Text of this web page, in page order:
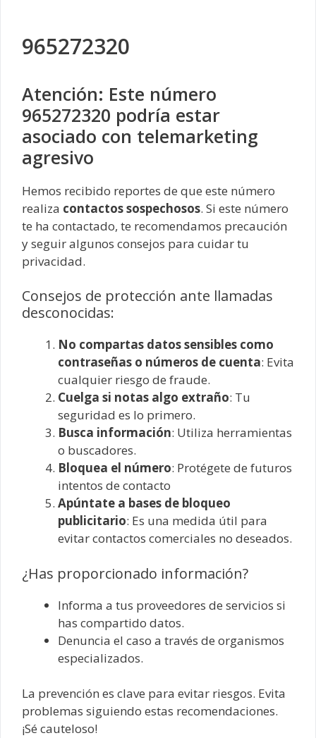
965272320
Atención: Este número
965272320 podría estar
asociado con telemarketing
agresivo
Hemos recibido reportes de que este número
realiza contactos sospechosos. Si este número
te ha contactado, te recomendamos precaución
y seguir algunos consejos para cuidar tu
privacidad.
Consejos de protección ante llamadas
desconocidas:
No compartas datos sensibles como
contraseñas o números de cuenta: Evita
cualquier riesgo de fraude.
Cuelga si notas algo extraño: Tu
seguridad es lo primero.
Busca información: Utiliza herramientas
o buscadores.
Bloquea el número: Protégete de futuros
intentos de contacto
Apúntate a bases de bloqueo
publicitario: Es una medida útil para
evitar contactos comerciales no deseados.
¿Has proporcionado información?
Informa a tus proveedores de servicios si
has compartido datos.
Denuncia el caso a través de organismos
especializados.
La prevención es clave para evitar riesgos. Evita
problemas siguiendo estas recomendaciones.
¡Sé cauteloso!